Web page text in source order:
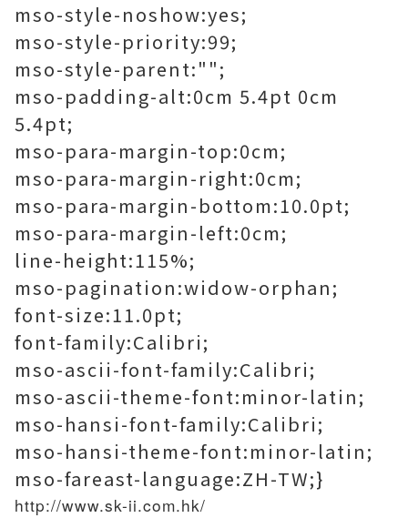
mso-style-noshow:yes;
mso-style-priority:99;
mso-style-parent:"";
mso-padding-alt:0cm 5.4pt 0cm
5.4pt;
mso-para-margin-top:0cm;
mso-para-margin-right:0cm;
mso-para-margin-bottom:10.0pt;
mso-para-margin-left:0cm;
line-height:115%;
mso-pagination:widow-orphan;
font-size:11.0pt;
font-family:Calibri;
mso-ascii-font-family:Calibri;
mso-ascii-theme-font:minor-latin;
mso-hansi-font-family:Calibri;
mso-hansi-theme-font:minor-latin;
mso-fareast-language:ZH-TW;}
http://www.sk-ii.com.hk/